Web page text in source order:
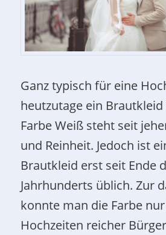
Ganz typisch für eine
heutzutage ein
Farbe Weiß steht seit
und Reinheit. Jedoch ist
Brautkleid erst seit Ende
Jahrhunderts üblich. Zur
konnte man die Farbe
Hochzeiten reicher